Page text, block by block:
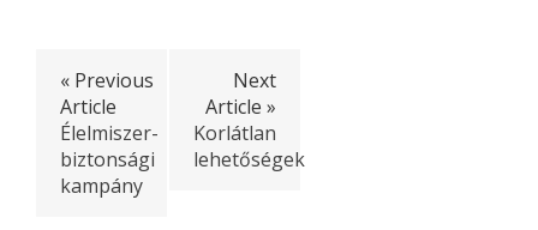
« Previous
Article
Élelmiszer-
biztonsági
kampány
Next
Article »
Korlátlan
lehetőségek